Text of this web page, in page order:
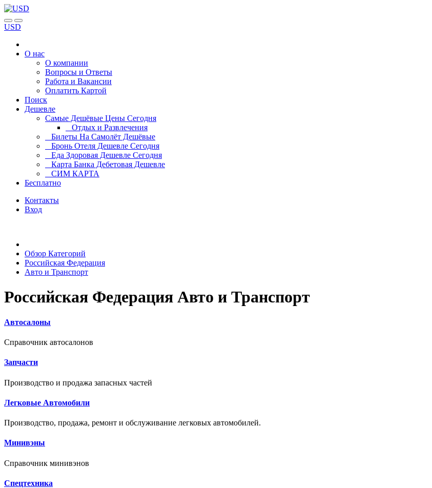
USD
О нас
О компании
Вопросы и Ответы
Работа и Вакансии
Оплатить Картой
Поиск
Дешевле
Самые Дешёвые Цены Сегодня
Отдых и Развлечения
Билеты На Самолёт Дешёвые
Бронь Отеля Дешевле Сегодня
Еда Здоровая Дешевле Сегодня
Карта Банка Дебетовая Дешевле
СИМ КАРТА
Бесплатно
Контакты
Вход
Обзор Категорий
Российская Федерация
Авто и Транспорт
Российская Федерация Авто и Транспорт
Автосалоны
Справочник автосалонов
Запчасти
Производство и продажа запасных частей
Легковые Автомобили
Производство, продажа, ремонт и обслуживание легковых автомобилей.
Минивэны
Справочник минивэнов
Спецтехника